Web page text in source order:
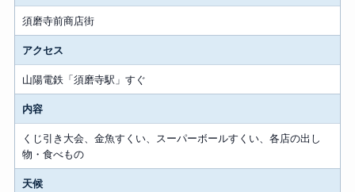
須磨寺前商店街
アクセス
山陽電鉄「須磨寺駅」すぐ
内容
くじ引き大会、金魚すくい、スーパーボールすくい、各店の出し
物・食べもの
天候